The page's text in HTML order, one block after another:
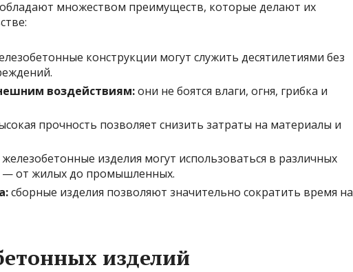
множеством преимуществ, которые делают их
конструкции могут служить десятилетиями без
воздействиям:они не боятся влаги, огня, грибка и
прочность позволяет снизить затраты на материалы и
железобетонные изделия могут использоваться в различных
— от жилых до промышленных.
сборные изделия позволяют значительно сократить время на
изделий